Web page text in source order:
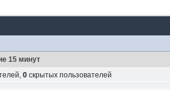
15 минут
0 скрытых пользователей